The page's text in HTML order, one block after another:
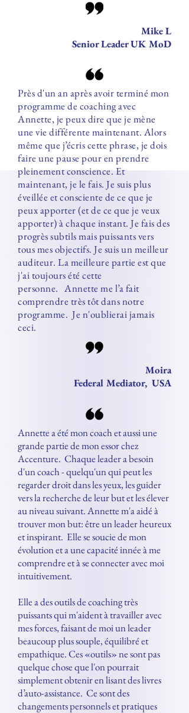
Mike L
Senior Leader UK MoD
Près d'un an après avoir terminé mon
programme de coaching avec
Annette, je peux dire que je mène
une vie différente maintenant. Alors
même que j’écris cette phrase, je dois
faire une pause pour en prendre
pleinement conscience. Et
maintenant, je le fais. Je suis plus
éveillée et consciente de ce que je
peux apporter (et de ce que je veux
apporter) à chaque instant. Je fais des
progrès subtils mais puissants vers
tous mes objectifs. Je suis un meilleur
auditeur. La meilleure partie est que
j'ai toujours été cette
personne. Annette me l’a fait
comprendre très tôt dans notre
programme. Je n'oublierai jamais
ceci.
Moira
Federal Mediator, USA
Annette a été mon coach et aussi une
grande partie de mon essor chez
Accenture. Chaque leader a besoin
d'un coach - quelqu'un qui peut les
regarder droit dans les yeux, les guider
vers la recherche de leur but et les élever
au niveau suivant. Annette m'a aidé à
trouver mon but: être un leader heureux
et inspirant. Elle se soucie de mon
évolution et a une capacité innée à me
comprendre et à se connecter avec moi
intuitivement.
Elle a des outils de coaching très
puissants qui m'aident à travailler avec
mes forces, faisant de moi un leader
beaucoup plus souple, équilibré et
empathique. Ces «outils» ne sont pas
quelque chose que l'on pourrait
simplement obtenir en lisant des livres
d’auto-assistance. Ce sont des
changements personnels et pratiques